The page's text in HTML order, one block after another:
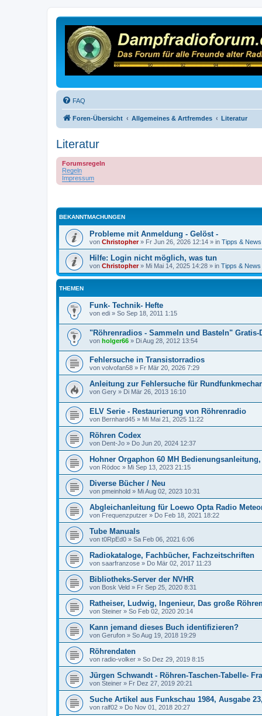
FAQ
Foren-Übersicht Allgemeines & Artfremdes Literatur
Literatur
Forumsregeln
Regeln
Impressum
BEKANNTMACHUNGEN
Probleme mit Anmeldung - Gelöst -
von Christopher» Fr Jun 26, 2026 12:14 » in Tipps & News
Hilfe: Login nicht möglich, was tun
von Christopher» Mi Mai 14, 2025 14:28 » in Tipps & News
THEMEN
Funk- Technik- Hefte
von edi » So Sep 18, 2011 1:15
"Röhrenradios - Sammeln und Basteln" Gratis-
von holger66 » Di Aug 28, 2012 13:54
Fehlersuche in Transistorradios
von volvofan58 » Fr Mär 20, 2026 7:29
Anleitung zur Fehlersuche für
von Gery » Di Mär 26, 2013 16:10
ELV Serie - Restaurierung von Röhrenradio
von Bernhard45 » Mi Mai 21, 2025 11:22
Röhren Codex
von Dent-Jo » Do Jun 20, 2024 12:37
Hohner Orgaphon 60 MH
von Rödoc » Mi Sep 13, 2023 21:15
Diverse Bücher / Neu
von pmeinhold » Mi Aug 02, 2023 10:31
Abgleichanleitung für Loewo Opta Radio
von Frequenzputzer » Do Feb 18, 2021 18:22
Tube Manuals
von t0RpEd0 » Sa Feb 06, 2021 6:06
Radiokataloge, Fachbücher, Fachzeitschriften
von saarfranzose » Do Mär 02, 2017 11:23
Bibliotheks-Server der NVHR
von Bosk Veld » Fr Sep 25, 2020 8:31
Ratheiser, Ludwig, Ingenieur, Das große
von Steiner » So Feb 02, 2020 20:14
Kann jemand dieses Buch identifizieren?
von Gerufon » So Aug 19, 2018 19:29
Röhrendaten
von radio-volker » So Dez 29, 2019 8:15
Jürgen Schwandt - Röhren-Taschen-Tabelle-
von Steiner » Fr Dez 27, 2019 20:21
Suche Artikel aus Funkschau 1984, Ausgabe
von ralf02 » Do Nov 01, 2018 20:27